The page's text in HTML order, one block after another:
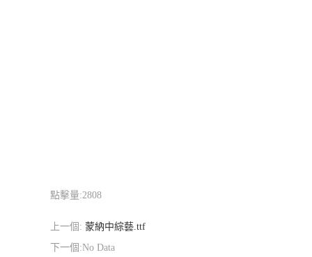
點擊量:2808
上一個: 蒙納中綜藝.ttf
下一個:No Data